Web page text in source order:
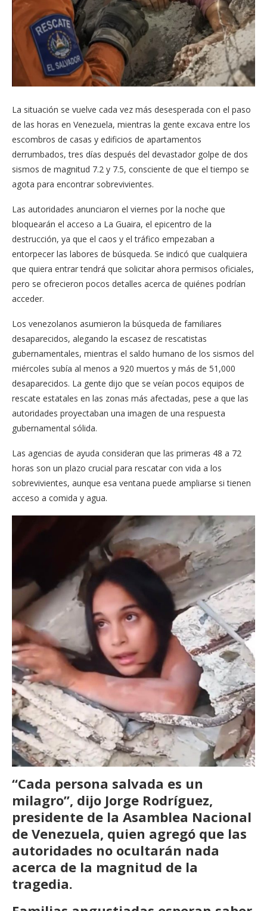
La situación se vuelve cada vez más desesperada con el paso
de las horas en Venezuela, mientras la gente excava entre los
escombros de casas y edificios de apartamentos
derrumbados, tres días después del devastador golpe de dos
sismos de magnitud 7.2 y 7.5, consciente de que el tiempo se
agota para encontrar sobrevivientes.
Las autoridades anunciaron el viernes por la noche que
bloquearán el acceso a La Guaira, el epicentro de la
destrucción, ya que el caos y el tráfico empezaban a
entorpecer las labores de búsqueda. Se indicó que cualquiera
que quiera entrar tendrá que solicitar ahora permisos oficiales,
pero se ofrecieron pocos detalles acerca de quiénes podrían
acceder.
Los venezolanos asumieron la búsqueda de familiares
desaparecidos, alegando la escasez de rescatistas
gubernamentales, mientras el saldo humano de los sismos del
miércoles subía al menos a 920 muertos y más de 51,000
desaparecidos. La gente dijo que se veían pocos equipos de
rescate estatales en las zonas más afectadas, pese a que las
autoridades proyectaban una imagen de una respuesta
gubernamental sólida.
Las agencias de ayuda consideran que las primeras 48 a 72
horas son un plazo crucial para rescatar con vida a los
sobrevivientes, aunque esa ventana puede ampliarse si tienen
acceso a comida y agua.
“Cada persona salvada es un
milagro”, dijo Jorge Rodríguez,
presidente de la Asamblea Nacional
de Venezuela, quien agregó que las
autoridades no ocultarán nada
acerca de la magnitud de la
tragedia.